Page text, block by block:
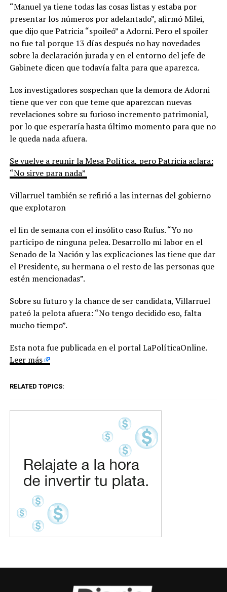
“Manuel ya tiene todas las cosas listas y estaba por
presentar los números por adelantado”, afirmó Milei,
que dijo que Patricia “spoileó” a Adorni. Pero el spoiler
no fue tal porque 13 días después no hay novedades
sobre la declaración jurada y en el entorno del jefe de
Gabinete dicen que todavía falta para que aparezca.
Los investigadores sospechan que la demora de Adorni
tiene que ver con que teme que aparezcan nuevas
revelaciones sobre su furioso incremento patrimonial,
por lo que esperaría hasta último momento para que no
le queda nada afuera.
Se vuelve a reunir la Mesa Política, pero Patricia aclara:
“No sirve para nada”
Villarruel también se refirió a las internas del gobierno
que explotaron
el fin de semana con el insólito caso Rufus. “Yo no
participo de ninguna pelea. Desarrollo mi labor en el
Senado de la Nación y las explicaciones las tiene que dar
el Presidente, su hermana o el resto de las personas que
estén mencionadas”.
Sobre su futuro y la chance de ser candidata, Villarruel
pateó la pelota afuera: “No tengo decidido eso, falta
mucho tiempo”.
Esta nota fue publicada en el portal LaPolíticaOnline.
Leer más
RELATED TOPICS: